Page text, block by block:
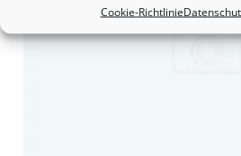
Cookie-Richtlinie